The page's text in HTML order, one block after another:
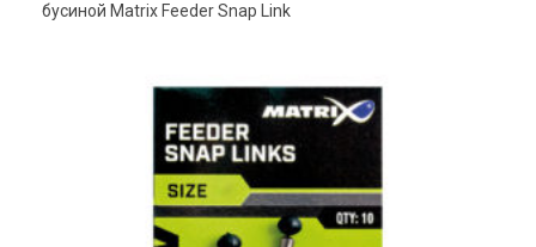
бусиной Matrix Feeder Snap Link